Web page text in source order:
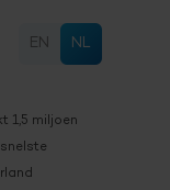
EN NL
1,5 miljoen